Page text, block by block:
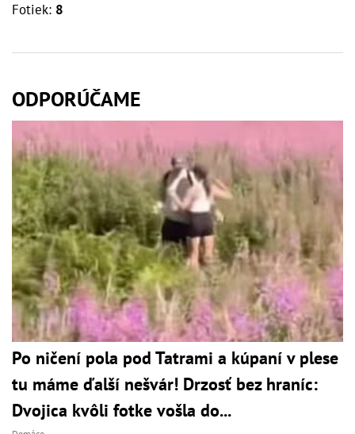
Fotiek: 8
ODPORÚČAME
Po ničení pola pod Tatrami a kúpaní v plese
tu máme ďalší nešvár! Drzosť bez hraníc:
Dvojica kvôli fotke vošla do...